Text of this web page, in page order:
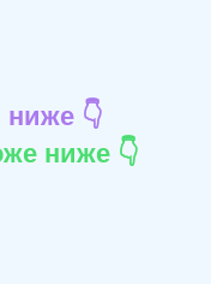
👇
ниже 👇